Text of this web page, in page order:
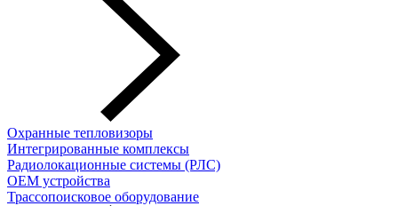
Охранные тепловизоры
Интегрированные комплексы
Радиолокационные системы (РЛС)
OEM устройства
Трассопоисковое оборудование